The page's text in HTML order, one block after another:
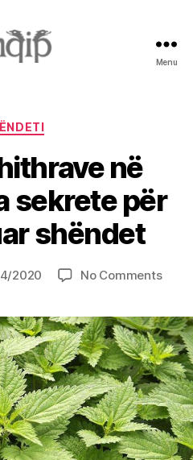
Menu
Categories
në
sekrete për
shëndet
2020 No Commentson
në
disa
për
të